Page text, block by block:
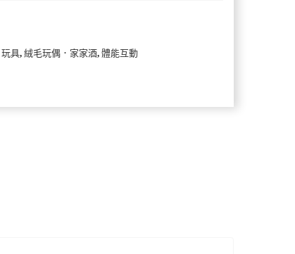
玩具, 絨毛玩偶．家家酒, 體能互動